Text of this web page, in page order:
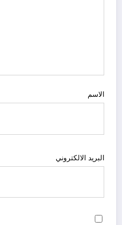
الاسم
البريد الالكتروني